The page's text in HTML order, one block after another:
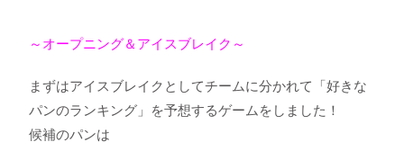
～オープニング＆アイスブレイク～
まずはアイスブレイクとしてチームに分かれて「好きな
パンのランキング」を予想するゲームをしました！
候補のパンは